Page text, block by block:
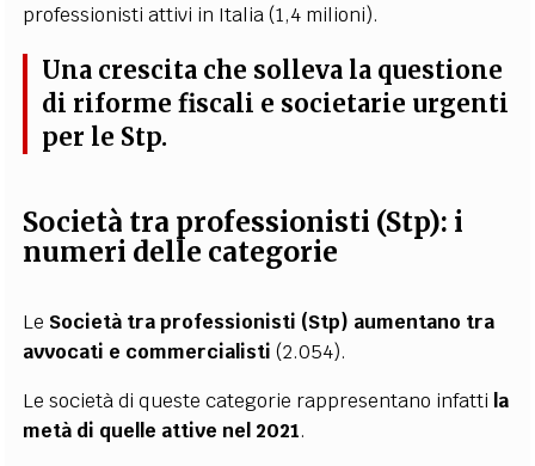
professionisti attivi in Italia (1,4 milioni).
Una crescita che solleva la questione
di riforme fiscali e societarie urgenti
per le Stp.
Società tra professionisti (Stp): i
numeri delle categorie
Le Società tra professionisti (Stp) aumentano tra
avvocati e commercialisti (2.054).
Le società di queste categorie rappresentano infatti la
metà di quelle attive nel 2021.